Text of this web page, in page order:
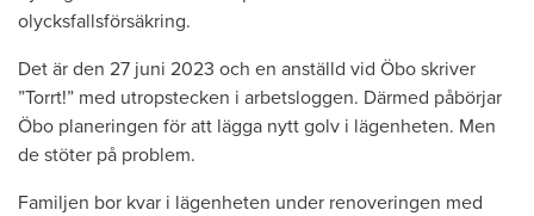
olycksfallsförsäkring.
Det är den 27 juni 2023 och en anställd vid Öbo skriver
”Torrt!” med utropstecken i arbetsloggen. Därmed påbörjar
Öbo planeringen för att lägga nytt golv i lägenheten. Men
de stöter på problem.
Familjen bor kvar i lägenheten under renoveringen med